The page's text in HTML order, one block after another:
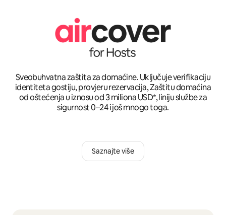
Sveobuhvatna zaštita za domaćine. Uključuje verifikaciju
identiteta gostiju, provjeru rezervacija, Zaštitu domaćina
od oštećenja u iznosu od 3 miliona USD*, liniju službe za
sigurnost 0–24 i još mnogo toga.
Saznajte više